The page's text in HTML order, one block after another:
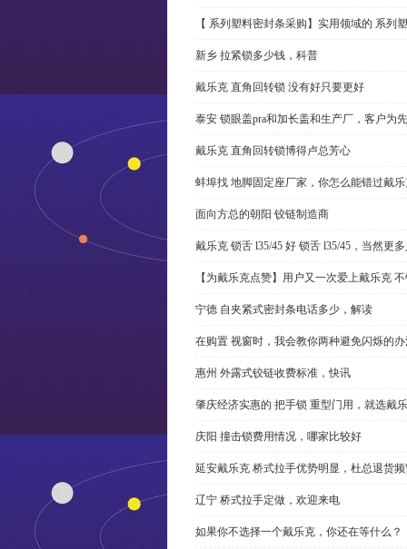
【 系列塑料密封条采购】实用领域的 系列
新乡 拉紧锁多少钱，科普
戴乐克 直角回转锁 没有好只要更好
泰安 锁眼盖pra和加长盖和生产厂，客户为先
戴乐克 直角回转锁博得卢总芳心
蚌埠找 地脚固定座厂家，你怎么能错过戴
面向方总的朝阳 铰链制造商
戴乐克 锁舌 l35/45 好 锁舌 l35/45，当然更
【为戴乐克点赞】用户又一次爱上戴乐克
宁德 自夹紧式密封条电话多少，解读
在购置 视窗时，我会教你两种避免闪烁的
惠州 外露式铰链收费标准，快讯
肇庆经济实惠的 把手锁 重型门用，就选戴
庆阳 撞击锁费用情况，哪家比较好
延安戴乐克 桥式拉手优势明显，杜总退货
辽宁 桥式拉手定做，欢迎来电
如果你不选择一个戴乐克，你还在等什么？